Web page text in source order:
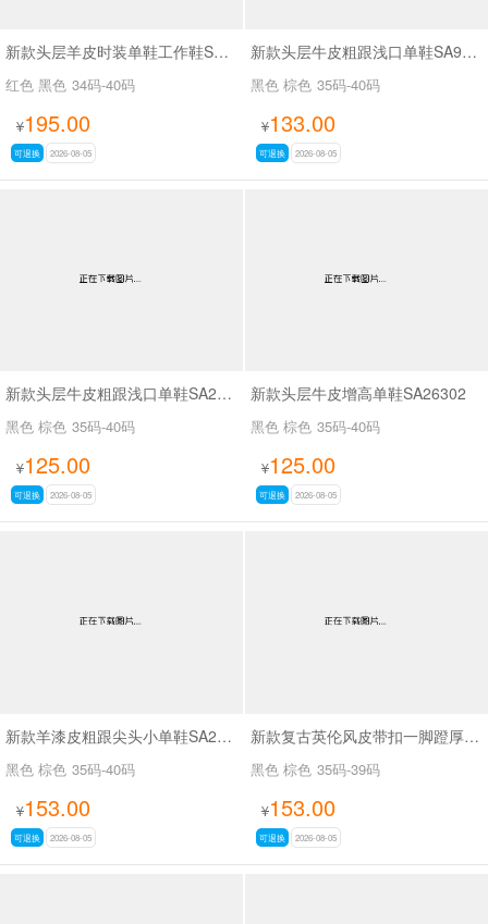
新款头层羊皮时装单鞋工作鞋SA56-53
红色 黑色 34码-40码
¥195.00
可退换 2026-08-05
新款头层牛皮粗跟浅口单鞋SA9629-5
黑色 棕色 35码-40码
¥133.00
可退换 2026-08-05
新款头层牛皮粗跟浅口单鞋SA26339
黑色 棕色 35码-40码
¥125.00
可退换 2026-08-05
新款头层牛皮增高单鞋SA26302
黑色 棕色 35码-40码
¥125.00
可退换 2026-08-05
新款羊漆皮粗跟尖头小单鞋SA25166
黑色 棕色 35码-40码
¥153.00
可退换 2026-08-05
新款复古英伦风皮带扣一脚蹬厚底时尚百搭乐福鞋SA5271
黑色 棕色 35码-39码
¥153.00
可退换 2026-08-05